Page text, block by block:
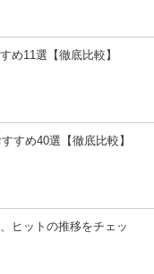
め11選【徹底比較】
すめ40選【徹底比較】
ヒットの推移をチェッ